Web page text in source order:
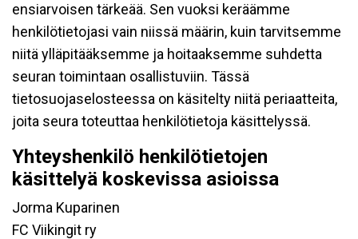
ensiarvoisen tärkeää. Sen vuoksi keräämme
henkilötietojasi vain niissä määrin, kuin tarvitsemme
niitä ylläpitääksemme ja hoitaaksemme suhdetta
seuran toimintaan osallistuviin. Tässä
tietosuojaselosteessa on käsitelty niitä periaatteita,
joita seura toteuttaa henkilötietoja käsittelyssä.
Yhteyshenkilö henkilötietojen
käsittelyä koskevissa asioissa
Jorma Kuparinen
FC Viikingit ry